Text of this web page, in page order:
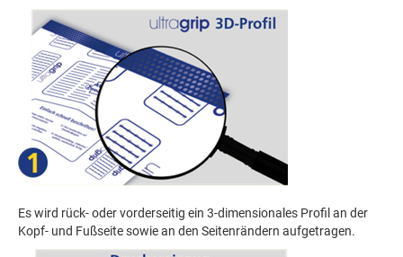
Es wird rück- oder vorderseitig ein 3-dimensionales Profil an der
Kopf- und Fußseite sowie an den Seitenrändern aufgetragen.